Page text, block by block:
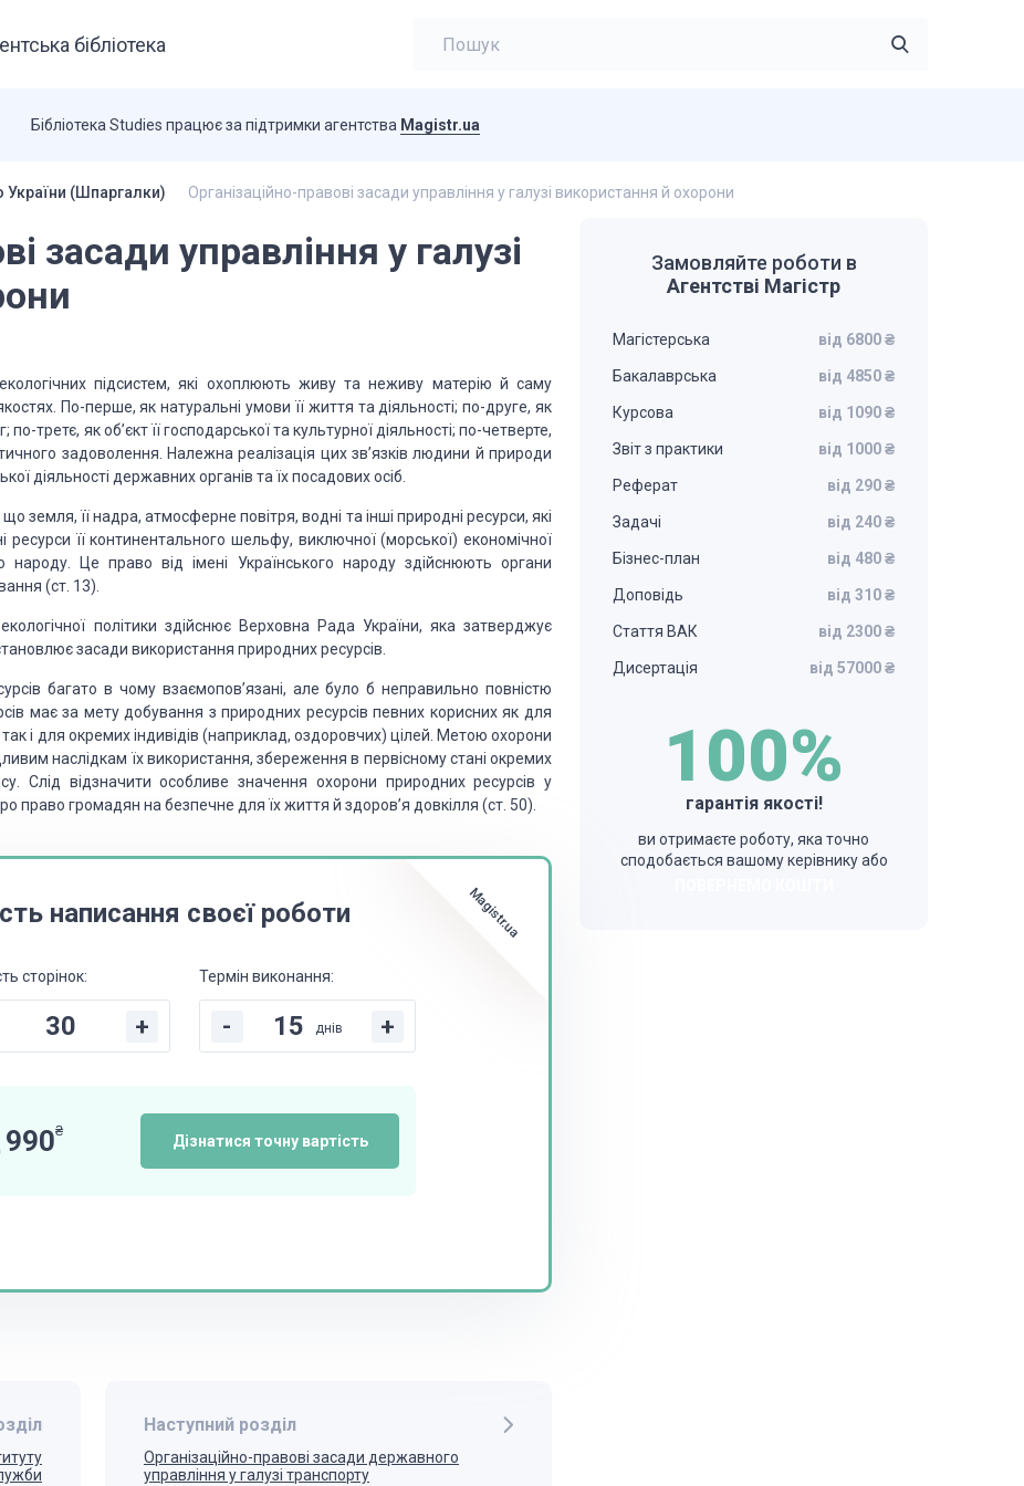
бібліотека
Бібліотека Studies працює за підтримки агентства Magistr.ua
України (Шпаргалки) Організаційно-правові засади управління у галузі вико­ристання й охорони
засади управління у галузі
підсистем, які охоплюють живу та неживу матерію й саму
По-перше, як натуральні умови її життя та діяльності; по-друге, як
третє, як об’єкт її господарської та культурної діяльності; по-четверте,
задоволення. Належна реалізація цих зв’язків людини й природи
діяльності державних органів та їх посадових осіб.
земля, її надра, атмосферне повітря, водні та інші природні ресурси, які
її континентального шельфу, виключної (морської) економічної
народу. Це право від імені Українського народу здійснюють органи
(ст. 13).
політики здійснює Верховна Рада України, яка затверджує
засади використання природних ресурсів.
багато в чому взаємопов’язані, але було б неправильно повністю
має за мету добування з природних ресурсів певних корисних як для
і для окремих індивідів (наприклад, оздоровчих) цілей. Метою охорони
наслідкам їх використання, збереження в первісному стані окремих
Слід відзначити особливе значення охорони природних ресурсів у
право громадян на безпечне для їх життя й здоров’я довкілля (ст. 50).
Magistr.ua
написання своєї роботи
сторінок:
+
Термін виконання:
- днів +
990₴
Дізнатися точну вартість
Наступний розділ
Організаційно-правові засади державного
управління у галузі транспорту
Замовляйте роботи в
Агентстві Магістр
Магістерська від 6800 ₴
Бакалаврська від 4850 ₴
Курсова від 1090 ₴
Звіт з практики від 1000 ₴
Реферат від 290 ₴
Задачі від 240 ₴
Бізнес-план від 480 ₴
Доповідь від 310 ₴
Стаття ВАК від 2300 ₴
Дисертація від 57000 ₴
100%
гарантія якості!
ви отримаєте роботу, яка точно
сподобається вашому керівнику або